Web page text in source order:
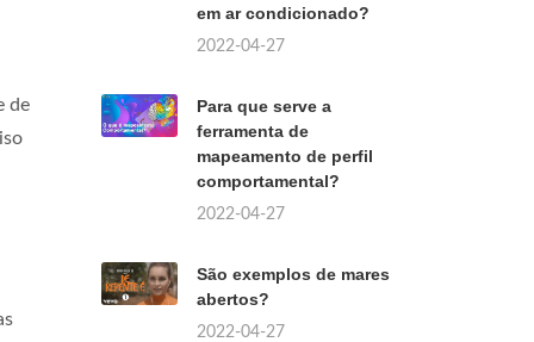
de
em ar condicionado?
2022-04-27
Para que serve a
ferramenta de
mapeamento de perfil
comportamental?
2022-04-27
São exemplos de mares
abertos?
2022-04-27